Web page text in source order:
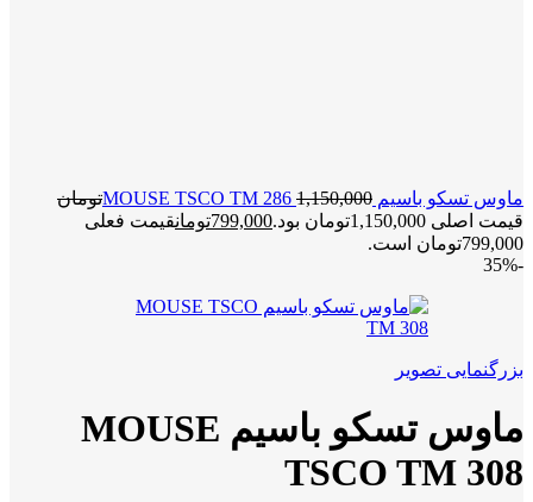
ماوس تسکو باسیم MOUSE TSCO TM 286 1,150,000
تومان
قیمت اصلی 1,150,000تومان بود.
799,000تومانقیمت فعلی
799,000تومان است.
-35%
بزرگنمایی تصویر
ماوس تسکو باسیم MOUSE
TSCO TM 308